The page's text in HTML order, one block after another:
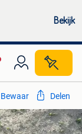
Bekijk
Bewaar Delen